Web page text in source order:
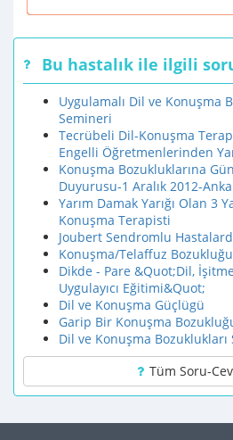
Bu hastalık ile ilgili
Uygulamalı Dil ve Konuşma
Semineri
Tecrübeli Dil-Konuşma
Engelli Öğretmenlerinden
Konuşma Bozukluklarına
Duyurusu-1 Aralık 2012-
Yarım Damak Yarığı Olan 3
Konuşma Terapisti
Joubert Sendromlu
Konuşma/Telaffuz Bozukluğu
Dikde - Pare &Quot;Dil,
Uygulayıcı Eğitimi&Quot;
Dil ve Konuşma Güçlügü
Garip Bir Konuşma
Dil ve Konuşma Bozuklukları
Tüm Soru-